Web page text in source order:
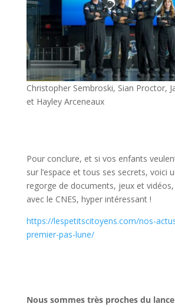
Christopher Sembroski, Sian Proctor,
et Hayley Arceneaux
Pour conclure, et si vos enfants
sur l’espace et tous ses secrets, voici
regorge de documents, jeux et
avec le CNES, hyper intéressant !
https://lespetitscitoyens.com/nos-
premier-pas-lune/
Nous sommes très proches du